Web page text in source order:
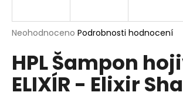
Průměrné
produktu
je
0,0
Neohodnoceno Podrobnosti hodnocení
HPL Šampon
ELIXÍR - Elixir
j
t
?